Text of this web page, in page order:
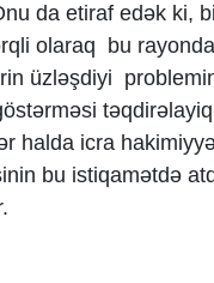
da etiraf edək ki,
olaraq bu
üzləşdiyi
halda icra
bu istiqamətdə